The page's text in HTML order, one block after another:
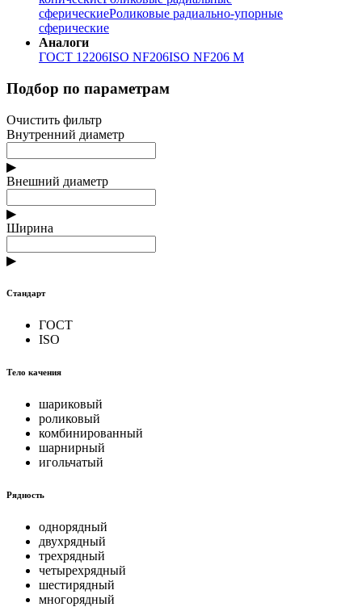
сферическиеРоликовые радиально-упорные
сферические
Аналоги
ГОСТ 12206ISO NF206ISO NF206 M
Подбор по параметрам
Очистить фильтр
Внутренний диаметр
▶
Внешний диаметр
▶
Ширина
▶
Стандарт
ГОСТ
ISO
Тело качения
шариковый
роликовый
комбинированный
шарнирный
игольчатый
Рядность
однорядный
двухрядный
трехрядный
четырехрядный
шестирядный
многорядный